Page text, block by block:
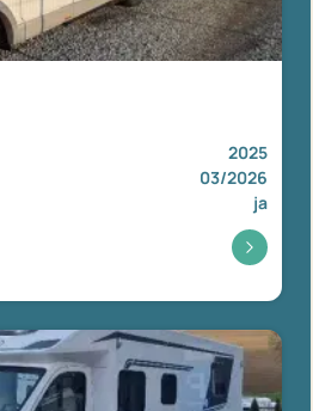
2025
03/2026
ja